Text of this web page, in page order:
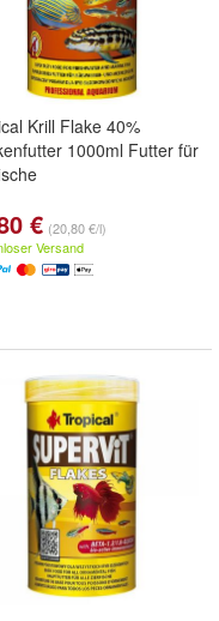
Krill Flake 40%
1000ml Futter für
€ (20,80 €/l)
Versand